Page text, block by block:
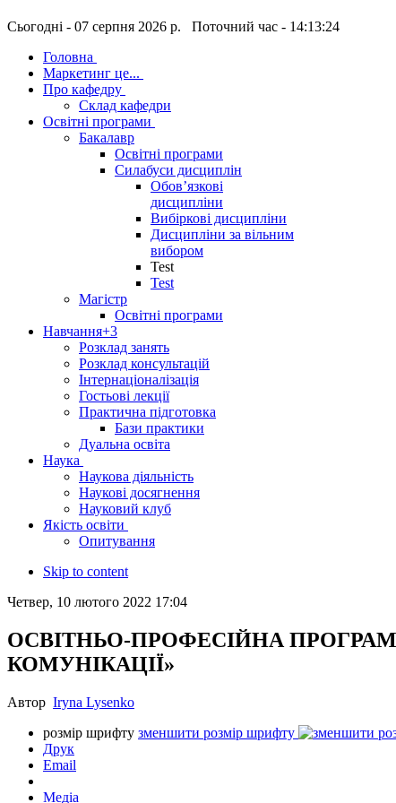
Сьогодні - 07 серпня 2026 р. Поточний час - 14:13:25
Головна
Маркетинг це...
Про кафедру
Склад кафедри
Освітні програми
Бакалавр
Освітні програми
Силабуси дисциплін
Обов’язкові
дисципліни
Вибіркові дисципліни
Дисципліни за вільним
вибором
Test
Test
Магістр
Освітні програми
Навчання+3
Розклад занять
Розклад консультацій
Інтернаціоналізація
Гостьові лекції
Практична підготовка
Бази практики
Дуальна освіта
Наука
Наукова діяльність
Наукові досягнення
Науковий клуб
Якість освіти
Опитування
Skip to content
Четвер, 10 лютого 2022 17:04
ОСВІТНЬО-ПРОФЕСІЙНА
КОМУНІКАЦІЇ»
Автор Iryna Lysenko
розмір шрифту зменшити розмір шрифту
Друк
Email
Медіа